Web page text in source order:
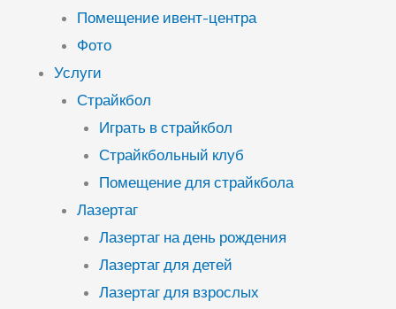
Помещение ивент-центра
Фото
Услуги
Страйкбол
Играть в страйкбол
Страйкбольный клуб
Помещение для страйкбола
Лазертаг
Лазертаг на день рождения
Лазертаг для детей
Лазертаг для взрослых